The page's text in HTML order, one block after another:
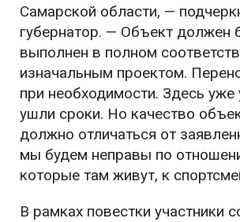
Самарской области, —
губернатор. — Объект должен
выполнен в полном
изначальным проектом.
при необходимости. Здесь уже
ушли сроки. Но качество
должно отличаться от
мы будем неправы по
которые там живут, к
В рамках повестки участники